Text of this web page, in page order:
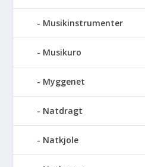
Musikinstrumenter
Musikuro
Myggenet
Natdragt
Natkjole